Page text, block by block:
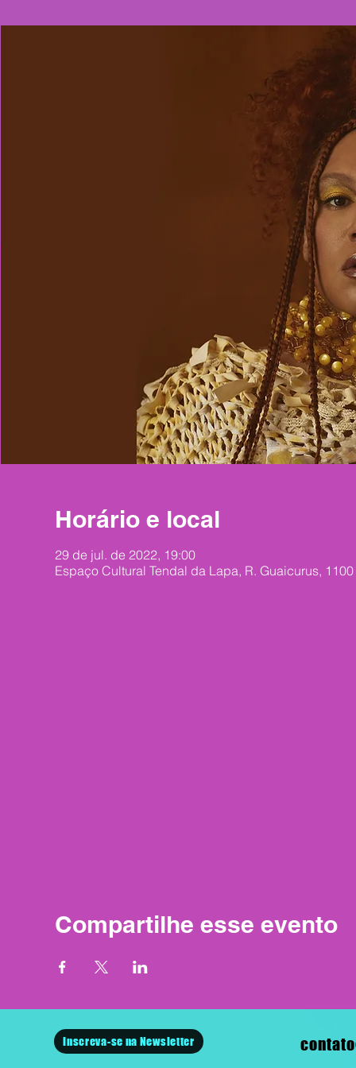
Horário e local
29 de jul. de 2022, 19:00
Espaço Cultural Tendal da Lapa, R. Guaicurus,
Compartilhe esse evento
Inscreva-se na Newsletter